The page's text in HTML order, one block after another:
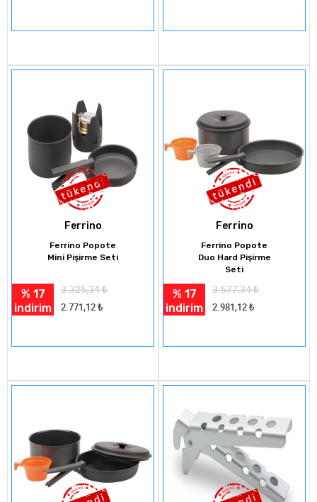
Ferrino
Ferrino Popote
Mini Pişirme Seti
% 17
indirim
3.325,34₺
2.771,12 ₺
Ferrino
Ferrino Popote
Duo Hard Pişirme
Seti
% 17
indirim
3.577,34₺
2.981,12 ₺